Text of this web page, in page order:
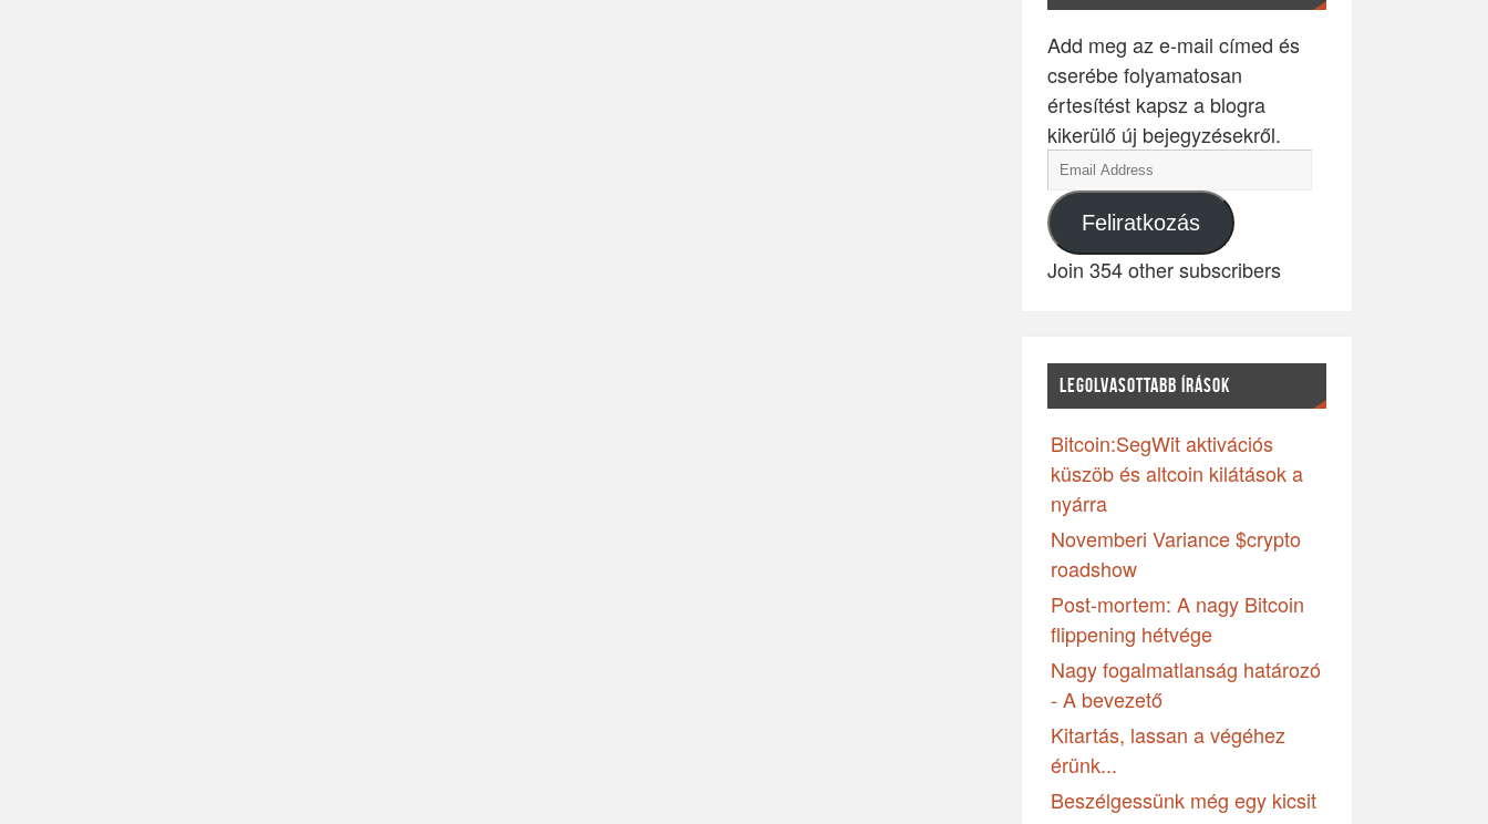
Add meg az e-mail címed és
cserébe folyamatosan
értesítést kapsz a blogra
kikerülő új bejegyzésekről.
Feliratkozás
Join 354 other subscribers
LEGOLVASOTTABB ÍRÁSOK
Bitcoin:SegWit aktivációs
küszöb és altcoin kilátások a
nyárra
Novemberi Variance $crypto
roadshow
Post-mortem: A nagy Bitcoin
flippening hétvége
Nagy fogalmatlanság határozó
- A bevezető
Kitartás, lassan a végéhez
érünk...
Beszélgessünk még egy kicsit